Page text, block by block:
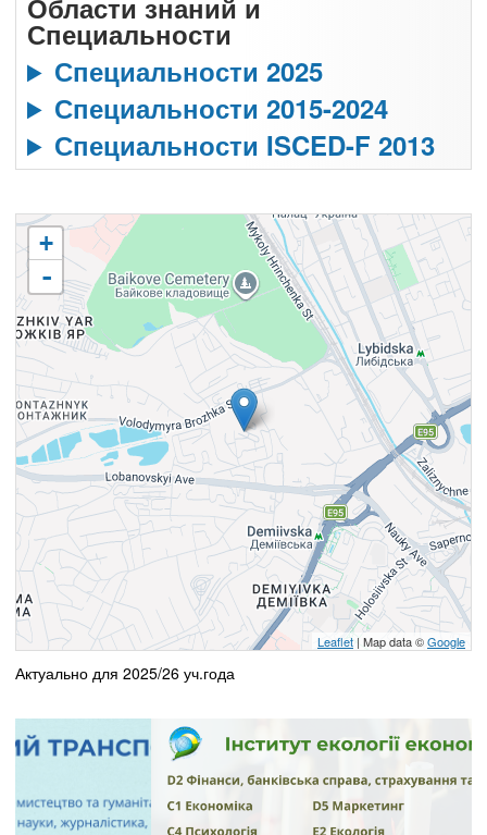
Области знаний и
Специальности
Специальности 2025
Специальности 2015-2024
Специальности ISCED-F 2013
+
-
Leaflet| Map data ©Google
Актуально для 2025/26 уч.года